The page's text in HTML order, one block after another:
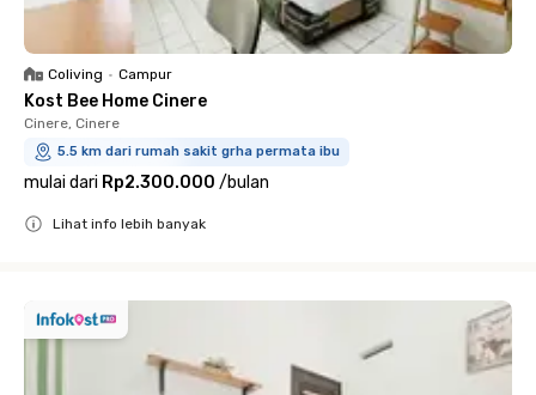
Coliving • Campur
Kost Bee Home Cinere
Cinere, Cinere
5.5 km dari rumah sakit grha permata ibu
mulai dari Rp2.300.000 /bulan
Lihat info lebih banyak